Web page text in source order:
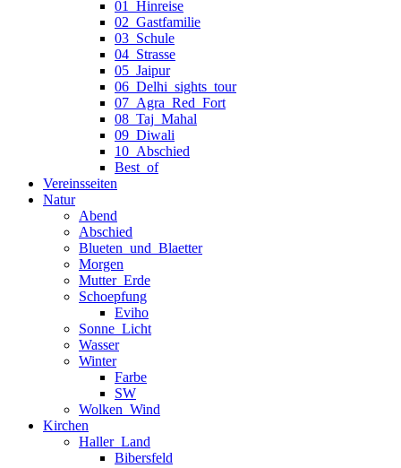
01_Hinreise
02_Gastfamilie
03_Schule
04_Strasse
05_Jaipur
06_Delhi_sights_tour
07_Agra_Red_Fort
08_Taj_Mahal
09_Diwali
10_Abschied
Best_of
Vereinsseiten
Natur
Abend
Abschied
Blueten_und_Blaetter
Morgen
Mutter_Erde
Schoepfung
Eviho
Sonne_Licht
Wasser
Winter
Farbe
SW
Wolken_Wind
Kirchen
Haller_Land
Bibersfeld